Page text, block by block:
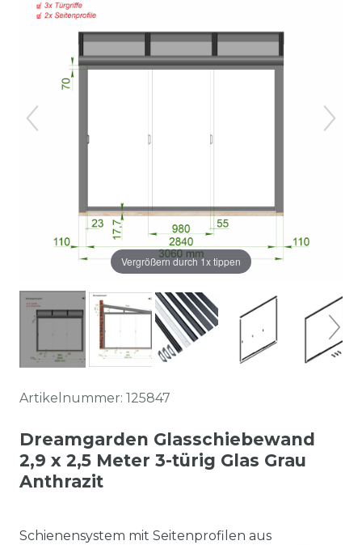
Vergrößern durch 1x tippen
Artikelnummer: 125847
Dreamgarden Glasschiebewand
2,9 x 2,5 Meter 3-türig Glas Grau
Anthrazit
Schienensystem mit Seitenprofilen aus